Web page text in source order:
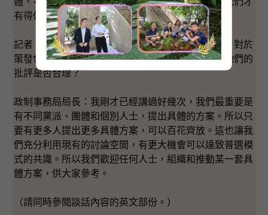
有得做。
記者：你會否覺得陳太現在成立核心小組去談普選，對於
策發會的工作會否是一個阻礙或者對你們有壓力？她們的
批評是否合理？
政制事務局局長：我剛才已經講過好幾次，我們最重要是
有不同黨派、團體和個別人士，提出具體的方案。所以只
要有更多人提出更多具體方案，可以百花齊放。這也讓我
們充分利用現有的討論空間，有更大機會可以達致普選模
式的共識。所以我們歡迎任何人士，組織和推動某一套具
體方案，供大家參考。
（請同時參閱談話內容的英文部份。）